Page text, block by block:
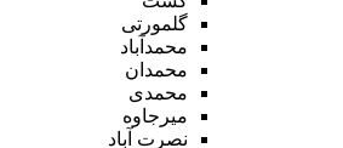
گلمورتی
محمدآباد
محمدان
محمدی
میرجاوه
نصرت آباد